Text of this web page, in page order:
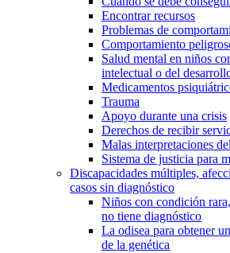
Encontrar recursos
Problemas de
Comportamiento
Salud mental en niños
intelectual o del
Medicamentos
Trauma
Apoyo durante una crisis
Derechos de recibir
Malas interpretaciones
Sistema de justicia para
Discapacidades múltiples,
casos sin diagnóstico
Niños con condición
no tiene diagnóstico
La odisea para obtener
de la genética